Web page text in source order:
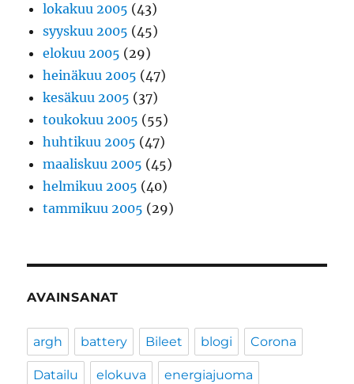
lokakuu 2005 (43)
syyskuu 2005 (45)
elokuu 2005 (29)
heinäkuu 2005 (47)
kesäkuu 2005 (37)
toukokuu 2005 (55)
huhtikuu 2005 (47)
maaliskuu 2005 (45)
helmikuu 2005 (40)
tammikuu 2005 (29)
AVAINSANAT
argh battery Bileet blogi Corona
Datailu elokuva energiajuoma